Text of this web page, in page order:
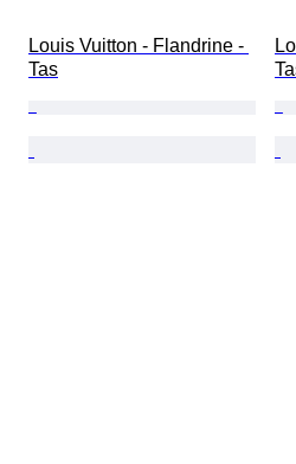
Louis Vuitton - Flandrine -
Tas